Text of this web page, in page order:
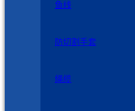
鱼线
防切割手套
绳缆